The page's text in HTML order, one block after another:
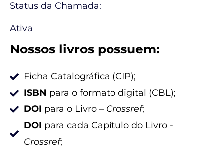
Status da Chamada:
Ativa
Nossos livros possuem:
Ficha Catalográfica (CIP);
ISBN para o formato digital (CBL);
DOI para o Livro – Crossref;
DOI para cada Capítulo do Livro -
Crossref;